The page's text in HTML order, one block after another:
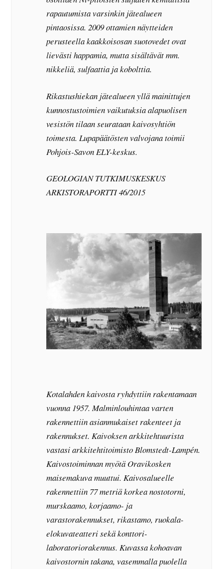
rapautumista varsinkin jätealueen
pintaosissa. 2009 ottamien näytteiden
perusteella kaakkoisosan suotovedet ovat
lievästi happamia, mutta sisältävät mm.
nikkeliä, sulfaattia ja kobolttia.
Rikastushiekan jätealueen yllä mainittujen
kunnostustoimien vaikutuksia alapuolisen
vesistön tilaan seurataan kaivosyhtiön
toimesta. Lupapäätösten valvojana toimii
Pohjois-Savon ELY-keskus.
GEOLOGIAN TUTKIMUSKESKUS
ARKISTORAPORTTI 46/2015
Kotalahden kaivosta ryhdyttiin rakentamaan
vuonna 1957. Malminlouhintaa varten
rakennettiin asianmukaiset rakenteet ja
rakennukset. Kaivoksen arkkitehtuurista
vastasi arkkitehtitoimisto Blomstedt-Lampén.
Kaivostoiminnan myötä Oravikosken
maisemakuva muuttui. Kaivosalueelle
rakennettiin 77 metriä korkea nostotorni,
murskaamo, korjaamo- ja
varastorakennukset, rikastamo, ruokala-
elokuvateatteri sekä konttori-
laboratoriorakennus. Kuvassa kohoavan
kaivostornin takana, vasemmalla puolella